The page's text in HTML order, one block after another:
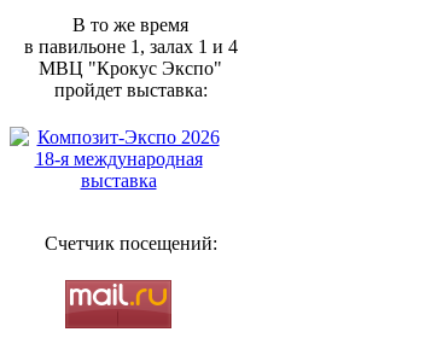
В то же время
в павильоне 1, залах 1 и 4
МВЦ "Крокус Экспо"
пройдет выставка:
Счетчик посещений: